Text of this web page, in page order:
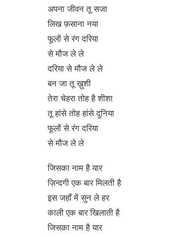
अपना जीवन तू सजा
लिख फ़साना नया
फूलों से रंग दरिया
से मौज ले ले
दरिया से मौज ले ले
बन जा तू ख़ुशी
तेरा चेहरा तोह है शीशा
तू हांसे तोह हांसे दुनिया
फूलों से रंग दरिया
से मौज ले ले
जिसका नाम है यार
ज़िन्दगी एक बार मिलती है
इस जहाँ में सुन ले हर
काली एक बार खिलाती है
जिसका नाम है यार